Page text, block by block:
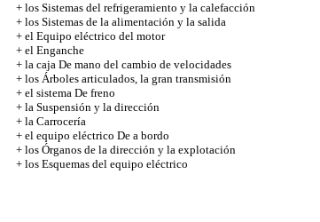
+ los Sistemas del refrigeramiento y la calefacción
+ los Sistemas de la alimentación y la salida
+ el Equipo eléctrico del motor
+ el Enganche
+ la caja De mano del cambio de velocidades
+ los Árboles articulados, la gran transmisión
+ el sistema De freno
+ la Suspensión y la dirección
+ la Carrocería
+ el equipo eléctrico De a bordo
+ los Órganos de la dirección y la explotación
+ los Esquemas del equipo eléctrico